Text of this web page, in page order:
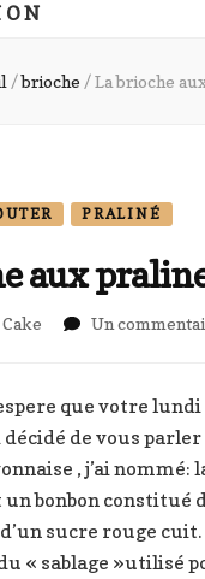
/brioche / La brioche
PRALINÉ
aux
Un
que votre
décidé de vous
, j’ai nommé:
bonbon constitué
sucre rouge cuit.
« sablage »utilisé